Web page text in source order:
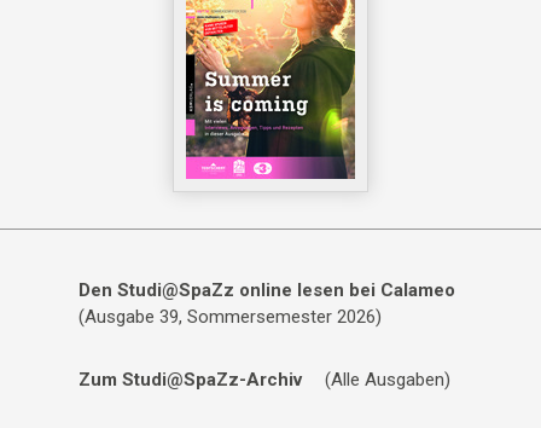
Den Studi@SpaZz online lesen bei Calameo
(Ausgabe 39, Sommersemester 2026)
Zum Studi@SpaZz-Archiv (Alle Ausgaben)